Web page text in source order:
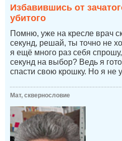
Избавившись от
убитого
Помню, уже на кресле врач
секунд, решай, ты точно не
я ещё много раз себя
секунд на выбор? Ведь я
спасти свою крошку. Но я не
Мат, сквернословие